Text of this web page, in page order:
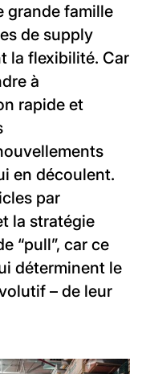
grande famille
de supply
la flexibilité. Car
à
rapide et
en découlent.
par
la stratégie
“pull”, car ce
déterminent le
– de leur